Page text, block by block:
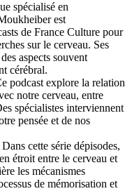
spécialisé en
est
de France Culture pour
sur le cerveau. Ses
aspects souvent
cérébral.
podcast explore la relation
notre cerveau, entre
spécialistes interviennent
pensée et de nos
Dans cette série dépisodes,
étroit entre le cerveau et
les mécanismes
de mémorisation et